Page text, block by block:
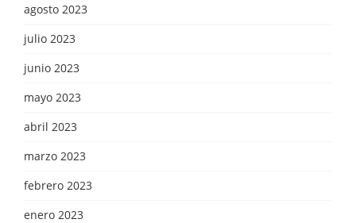
agosto 2023
julio 2023
junio 2023
mayo 2023
abril 2023
marzo 2023
febrero 2023
enero 2023